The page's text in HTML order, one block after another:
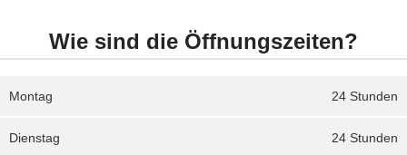
Wie sind die Öffnungszeiten?
24 Stunden
Montag
24 Stunden
Dienstag